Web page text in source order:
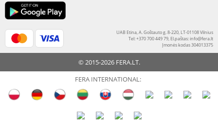
UAB Etina, A. Goštauto g. 8-220, LT-01108 Vilnius
Tel: +370 700 449 79, El.paštas:info@fera.lt
Įmonės kodas 304013375
© 2015-2026 FERA.LT.
FERA INTERNATIONAL: